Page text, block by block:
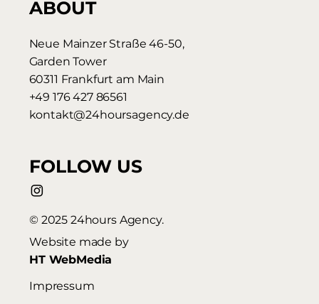
ABOUT
Neue Mainzer Straße 46-50,
Garden Tower
60311 Frankfurt am Main
+49 176 427 86561
kontakt@24hoursagency.de
FOLLOW US
© 2025 24hours Agency.
Website made by
HT WebMedia
Impressum